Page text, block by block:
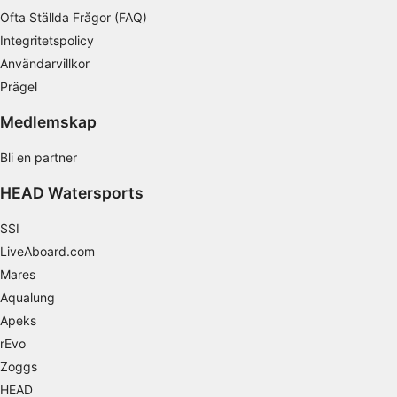
Ofta Ställda Frågor (FAQ)
Integritetspolicy
Användarvillkor
Prägel
Medlemskap
Bli en partner
HEAD Watersports
SSI
LiveAboard.com
Mares
Aqualung
Apeks
rEvo
Zoggs
HEAD
Använda profiler för att välja personaliserad
reklam
Skapa profiler för att personaliserad innehåll
Använda profiler för att välja personaliserad
innehåll
Mäta reklamprestanda
Mäta innehållsprestanda
kombinationer av data från olika källor
Utveckla och förbättra tjänster
Använda begränsade data för att välja
IAB Special Features: